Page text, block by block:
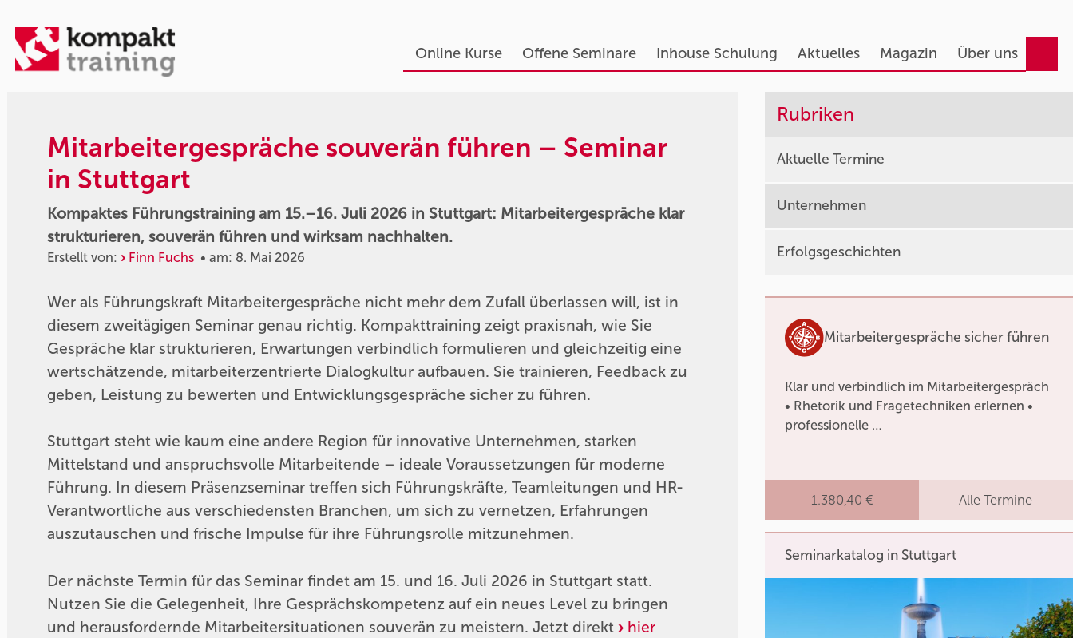
Online Kurse Offene Seminare Inhouse Schulung Aktuelles Magazin Über uns
Mitarbeitergespräche souverän führen – Seminar
in Stuttgart
Kompaktes Führungstraining am 15.–16. Juli 2026 in Stuttgart: Mitarbeitergespräche klar
strukturieren, souverän führen und wirksam nachhalten.
Erstellt von: Finn Fuchs • am: 8. Mai 2026
Wer als Führungskraft Mitarbeitergespräche nicht mehr dem Zufall überlassen will, ist in
diesem zweitägigen Seminar genau richtig. Kompakttraining zeigt praxisnah, wie Sie
Gespräche klar strukturieren, Erwartungen verbindlich formulieren und gleichzeitig eine
wertschätzende, mitarbeiterzentrierte Dialogkultur aufbauen. Sie trainieren, Feedback zu
geben, Leistung zu bewerten und Entwicklungsgespräche sicher zu führen.
Stuttgart steht wie kaum eine andere Region für innovative Unternehmen, starken
Mittelstand und anspruchsvolle Mitarbeitende – ideale Voraussetzungen für moderne
Führung. In diesem Präsenzseminar treffen sich Führungskräfte, Teamleitungen und HR-
Verantwortliche aus verschiedensten Branchen, um sich zu vernetzen, Erfahrungen
auszutauschen und frische Impulse für ihre Führungsrolle mitzunehmen.
Der nächste Termin für das Seminar findet am 15. und 16. Juli 2026 in Stuttgart statt.
Nutzen Sie die Gelegenheit, Ihre Gesprächskompetenz auf ein neues Level zu bringen
und herausfordernde Mitarbeitersituationen souverän zu meistern. Jetzt direkt hier
Rubriken
Aktuelle Termine
Unternehmen
Erfolgsgeschichten
Mitarbeitergespräche sicher führen
Klar und verbindlich im Mitarbeitergespräch
• Rhetorik und Fragetechniken erlernen •
professionelle …
1.380,40 € Alle Termine
Seminarkatalog in Stuttgart